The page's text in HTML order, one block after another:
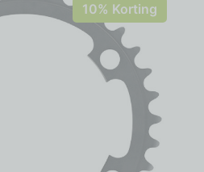
10% Korting